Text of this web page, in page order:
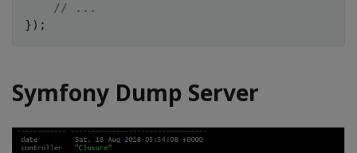
// ...
} ) ;
Symfony Dump Server